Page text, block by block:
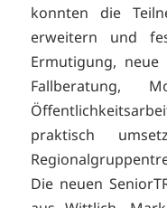
konnten die
erweitern und
Ermutigung,
Fallberatung,
praktisch
Die neuen